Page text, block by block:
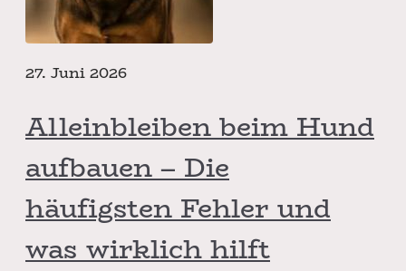
27. Juni 2026
Alleinbleiben beim Hund
aufbauen – Die
häufigsten Fehler und
was wirklich hilft